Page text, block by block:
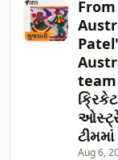
SBS
ડિજિટલ
ચેનલ
અથવા
શકો
Aug 6,